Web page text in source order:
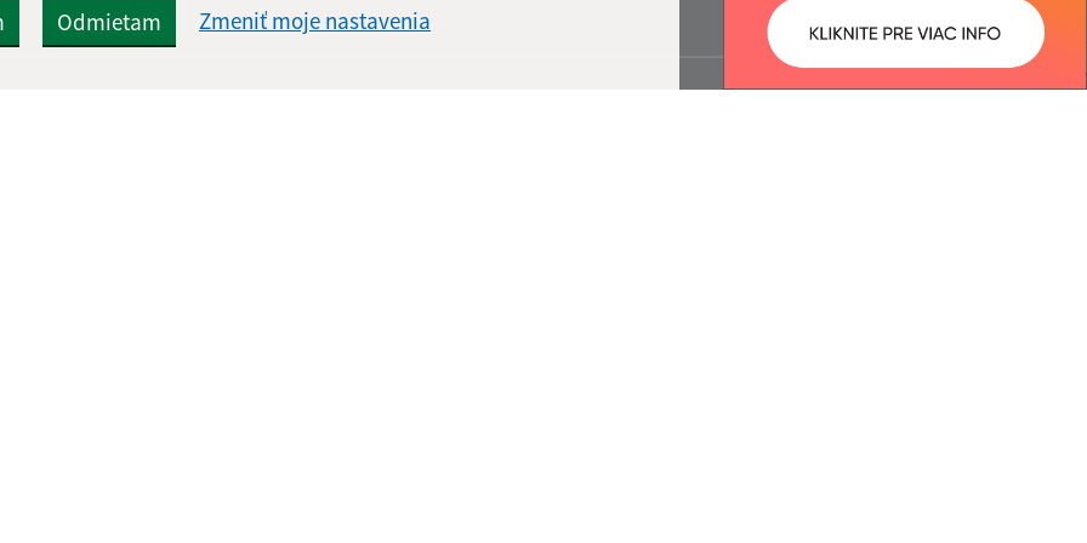
Odmietam Zmeniť moje nastavenia